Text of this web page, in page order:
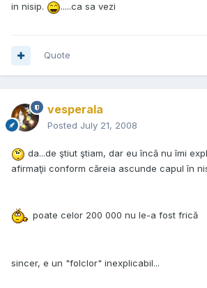
in nisip.
.....ca sa vezi
Quote
vesperala
Posted July 21, 2008
da...de ştiut ştiam, dar eu încă nu îmi
afirmaţii conform căreia ascunde capul în
poate celor 200 000 nu le-a fost frică
sincer, e un "folclor" inexplicabil...